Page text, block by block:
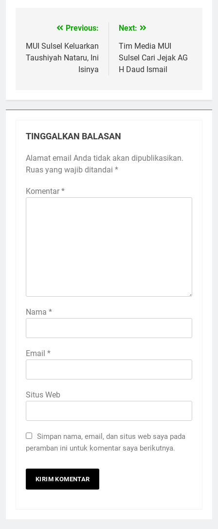
Navigasi
pos
Previous:
MUI Sulsel Keluarkan
Taushiyah Nataru, Ini
Isinya
Next:
Tim Media MUI
Sulsel Cari Jejak AG
H Daud Ismail
TINGGALKAN BALASAN
Alamat email Anda tidak akan dipublikasikan.
Ruas yang wajib ditandai *
Komentar *
Nama *
Email *
Situs Web
Simpan nama, email, dan situs web saya pada
peramban ini untuk komentar saya berikutnya.